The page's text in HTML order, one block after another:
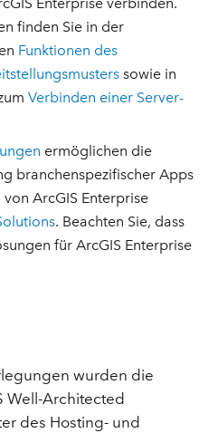
finden Sie in der
Funktionen des
sowie in
Verbinden einer Server-
ermöglichen die
branchenspezifischer Apps
ArcGIS Enterprise
. Beachten Sie, dass
für ArcGIS Enterprise
wurden die
Well-Architected
des Hosting- und